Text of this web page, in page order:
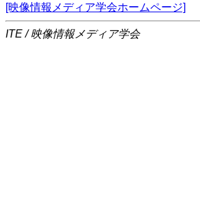
[映像情報メディア学会ホームページ]
ITE / 映像情報メディア学会